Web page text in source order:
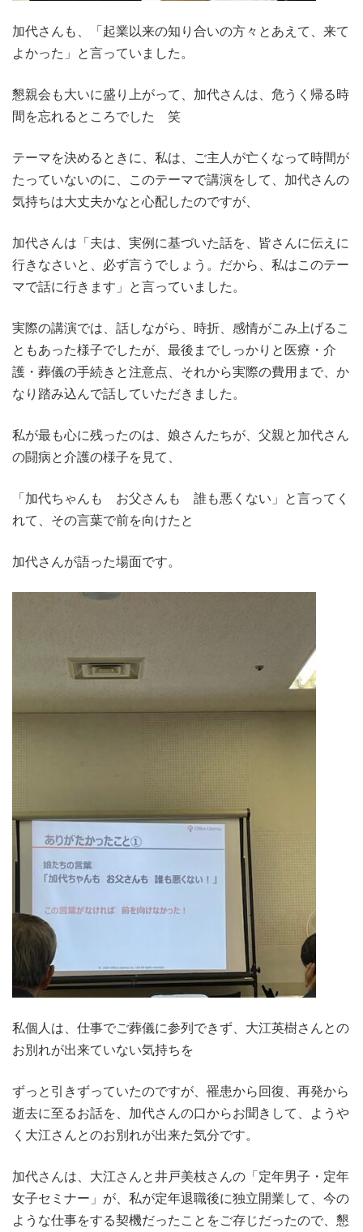
加代さんも、「起業以来の知り合いの方々とあえて、来て
よかった」と言っていました。
懇親会も大いに盛り上がって、加代さんは、危うく帰る時
間を忘れるところでした 笑
テーマを決めるときに、私は、ご主人が亡くなって時間が
たっていないのに、このテーマで講演をして、加代さんの
気持ちは大丈夫かなと心配したのですが、
加代さんは「夫は、実例に基づいた話を、皆さんに伝えに
行きなさいと、必ず言うでしょう。だから、私はこのテー
マで話に行きます」と言っていました。
実際の講演では、話しながら、時折、感情がこみ上げるこ
ともあった様子でしたが、最後までしっかりと医療・介
護・葬儀の手続きと注意点、それから実際の費用まで、か
なり踏み込んで話していただきました。
私が最も心に残ったのは、娘さんたちが、父親と加代さん
の闘病と介護の様子を見て、
「加代ちゃんも お父さんも 誰も悪くない」と言ってく
れて、その言葉で前を向けたと
加代さんが語った場面です。
私個人は、仕事でご葬儀に参列できず、大江英樹さんとの
お別れが出来ていない気持ちを
ずっと引きずっていたのですが、罹患から回復、再発から
逝去に至るお話を、加代さんの口からお聞きして、ようや
く大江さんとのお別れが出来た気分です。
加代さんは、大江さんと井戸美枝さんの「定年男子・定年
女子セミナー」が、私が定年退職後に独立開業して、今の
ような仕事をする契機だったことをご存じだったので、懇